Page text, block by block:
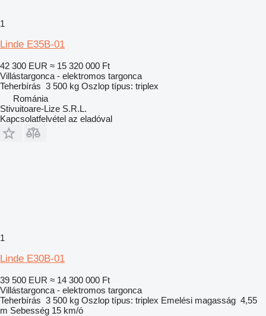
1
Linde E35B-01
42 300 EUR ≈ 15 320 000 Ft
Villástargonca - elektromos targonca
Teherbírás 3 500 kg Oszlop típus: triplex
Románia
Stivuitoare-Lize S.R.L.
Kapcsolatfelvétel az eladóval
1
Linde E30B-01
39 500 EUR ≈ 14 300 000 Ft
Villástargonca - elektromos targonca
Teherbírás 3 500 kg Oszlop típus: triplex Emelési magasság 4,55
m Sebesség 15 km/ó